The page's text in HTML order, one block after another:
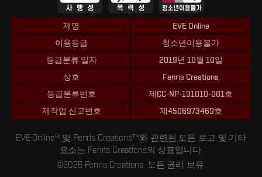
제명
EVE Online
이용등급
청소년이용불가
등급분류 일자
2019년 10월 10일
상호
Fenris Creations
등급분류번호
제CC-NP-191010-001호
제작업 신고번호
제4506973469호
EVE Online® 및 Fenris Creations™와 관련된 모든 로고 및 기타
요소는 Fenris Creations의 상표입니다.
©2026 Fenris Creations. 모든 권리 보유.